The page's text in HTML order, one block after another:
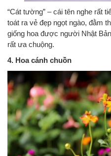
“Cát tường” – cái tên nghe rất
toát ra vẻ đẹp ngọt ngào, đằm
giống hoa được người Nhật
rất ưa chuộng.
4. Hoa cánh chuồn